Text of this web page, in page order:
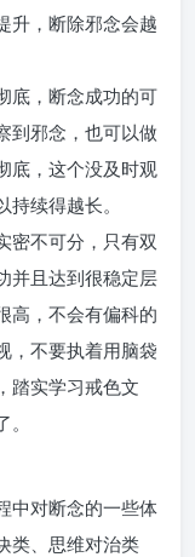
升，断除邪念会越
底，断念成功的可
到邪念，也可以做
底，这个没及时观
续得越长。
密不可分，只有双
并且达到很稳定层
高，不会有偏科的
，不要执着用脑袋
踏实学习戒色文
中对断念的一些体
类、思维对治类